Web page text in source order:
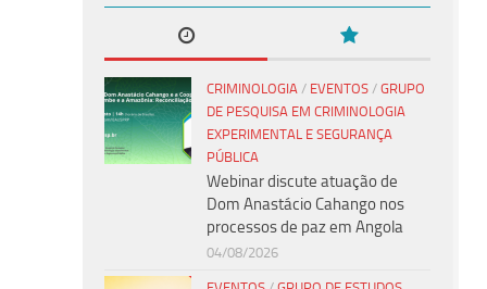
CRIMINOLOGIA / EVENTOS / GRUPO
DE PESQUISA EM CRIMINOLOGIA
EXPERIMENTAL E SEGURANÇA
PÚBLICA
Webinar discute atuação de
Dom Anastácio Cahango nos
processos de paz em Angola
04/08/2026